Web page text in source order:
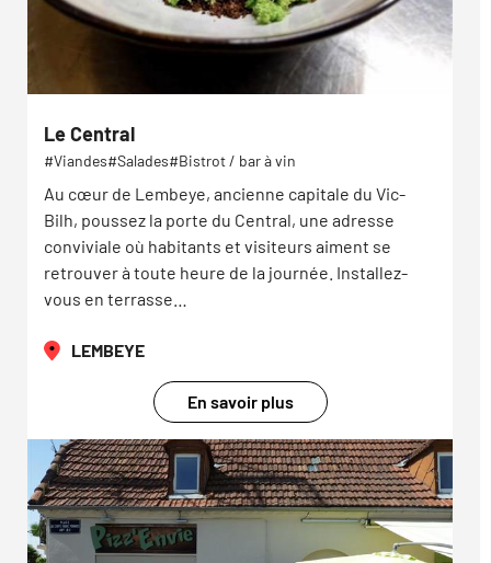
Le Central
Viandes Salades Bistrot / bar à vin
Au cœur de Lembeye, ancienne capitale du Vic-
Bilh, poussez la porte du Central, une adresse
conviviale où habitants et visiteurs aiment se
retrouver à toute heure de la journée. Installez-
vous en terrasse…
LEMBEYE
En savoir plus